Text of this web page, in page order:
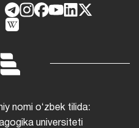
nomi oʻzbek tilida:
universiteti